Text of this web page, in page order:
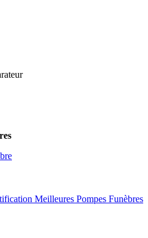
Meilleures Pompes Funèbres